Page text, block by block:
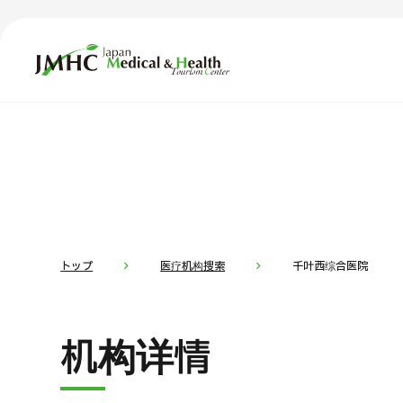
日本医疗健康雅旅中心（JMHC）
就诊流程
医疗项目检索
按部位・疾病搜索
トップ 医疗机构搜索 千叶西综合医院
机构详情